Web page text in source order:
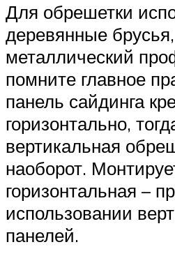
Для обрешетки
деревянные
металлический
помните главное
панель сайдинга
горизонтально,
вертикальная
наоборот.
горизонтальная –
использовании
панелей.